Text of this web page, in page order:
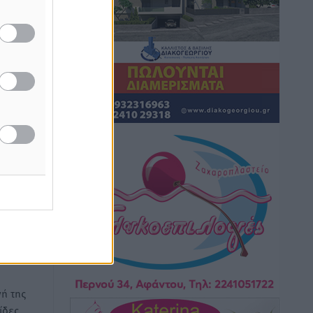
της
κάπνισμα
• πριν 2 ώρες
Έκτακτο επίδομα παιδιού: Έως 10
Αυγούστου η προθεσμία για ΑΦΜ –
Ποιοι πάνε ταμείο
• πριν 2 ώρες
ASTYBUS: 27.642 διαδρομές στην
Αστυπάλαια – Το «έξυπνο» μοντέλο
μετακίνησης που έγινε μέρος της
καθημερινότητας
Τοπικές Ειδήσεις• πριν 2 ώρες
Ερώτηση Μπελέρη σε Κομισιόν για τη
Ταμείου Αντιμετώπισης Φυσικών
Καταστροφών»